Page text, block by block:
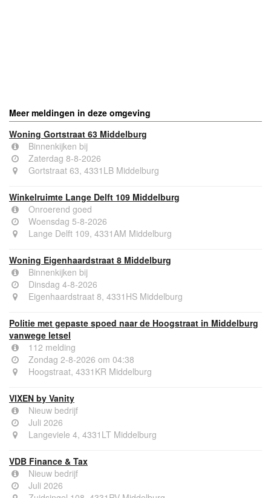
Meer meldingen in deze omgeving
Woning Gortstraat 63 Middelburg
Binnenkijken bij
Zaterdag 8-8-2026
Gortstraat 63, 4331LB Middelburg
Winkelruimte Lange Delft 109 Middelburg
Onroerend goed
Woensdag 5-8-2026
Lange Delft 109, 4331AM Middelburg
Woning Eigenhaardstraat 8 Middelburg
Binnenkijken bij
Dinsdag 4-8-2026
Eigenhaardstraat 8, 4331HS Middelburg
Politie met gepaste spoed naar de Hoogstraat in Middelburg
vanwege letsel
112 melding
Zondag 2-8-2026 om 04:38
Hoogstraat, 4331KR Middelburg
VIXEN by Vanity
Nieuw bedrijf
Juli 2026
Langeviele 4, 4331LT Middelburg
VDB Finance & Tax
Nieuw bedrijf
Juli 2026